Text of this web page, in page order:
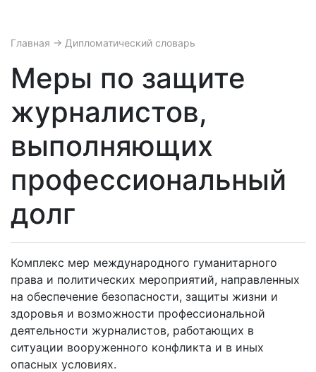
Главная → Дипломатический словарь
Меры по защите
журналистов,
выполняющих
профессиональный
долг
Комплекс мер международного гуманитарного
права и политических мероприятий, направленных
на обеспечение безопасности, защиты жизни и
здоровья и возможности профессиональной
деятельности журналистов, работающих в
ситуации вооруженного конфликта и в иных
опасных условиях.